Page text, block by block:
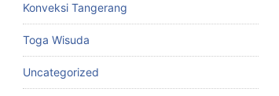
Konveksi Tangerang
Toga Wisuda
Uncategorized